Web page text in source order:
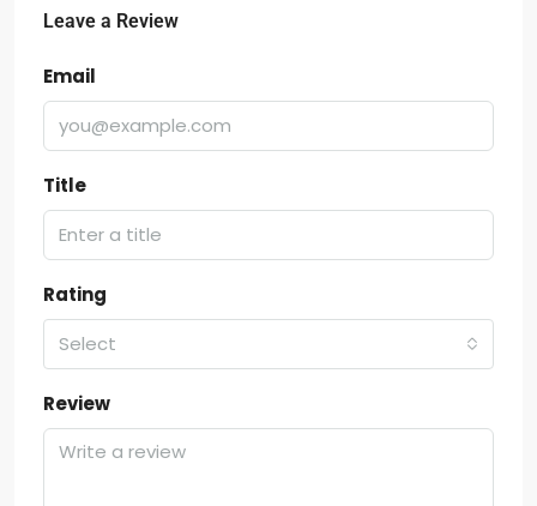
Leave a Review
Email
Title
Rating
Select
Review